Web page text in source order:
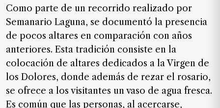
Edición
digital
Nosotros
Contáctanos
Anúnciate
Como parte de un recorrido realizado por
Semanario Laguna, se documentó la presencia
de pocos altares en comparación con años
anteriores. Esta tradición consiste en la
colocación de altares dedicados a la Virgen de
los Dolores, donde además de rezar el rosario,
se ofrece a los visitantes un vaso de agua fresca.
Es común que las personas, al acercarse,